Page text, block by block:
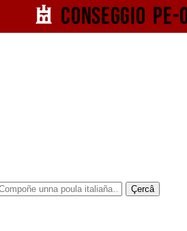
Conseggio pe-
Çercâ